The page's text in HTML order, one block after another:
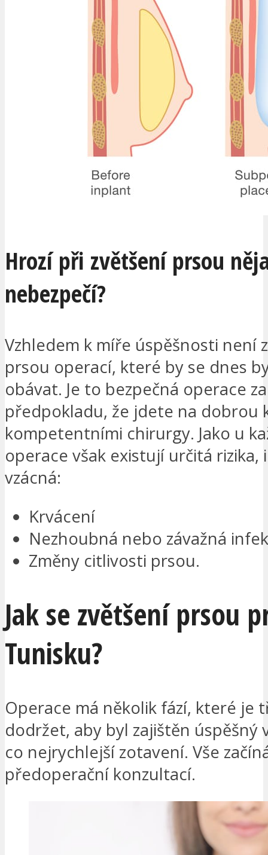
Hrozí při zvětšení prsou
nebezpečí?
Vzhledem k míře úspěšnosti není
prsou operací, které by se dnes
obávat. Je to bezpečná operace za
předpokladu, že jdete na dobrou
kompetentními chirurgy. Jako u
operace však existují určitá rizika,
vzácná:
Krvácení
Nezhoubná nebo závažná
Změny citlivosti prsou.
Jak se zvětšení prsou
Tunisku?
Operace má několik fází, které je
dodržet, aby byl zajištěn úspěšný
co nejrychlejší zotavení. Vše
předoperační konzultací.